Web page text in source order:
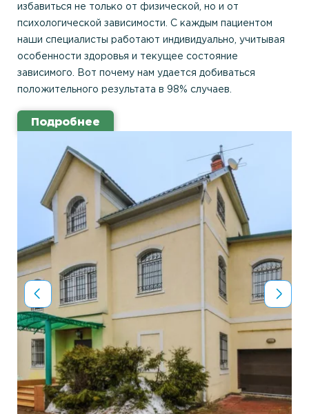
избавиться не только от физической, но и от
психологической зависимости. С каждым пациентом
наши специалисты работают индивидуально, учитывая
особенности здоровья и текущее состояние
зависимого. Вот почему нам удается добиваться
положительного результата в 98% случаев.
Подробнее